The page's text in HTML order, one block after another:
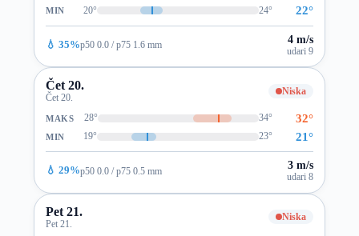
MIN 20° 24° 22°
💧 35%p50 0.0 / p75 1.6 mm 4 m/s
udari 9
Čet 20.
Čet 20.
Niska
MAKS 28° 34° 32°
MIN 19° 23° 21°
💧 29%p50 0.0 / p75 0.5 mm 3 m/s
udari 8
Pet 21.
Pet 21.
Niska